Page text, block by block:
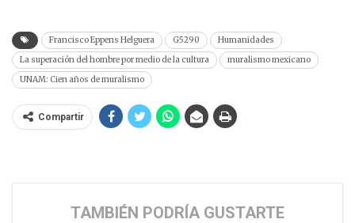
Francisco Eppens Helguera G5290
Humanidades
La superación del hombre por medio de la cultura
muralismo mexicano
UNAM: Cien años de muralismo
Compartir
TAMBIÉN PODRÍA GUSTARTE